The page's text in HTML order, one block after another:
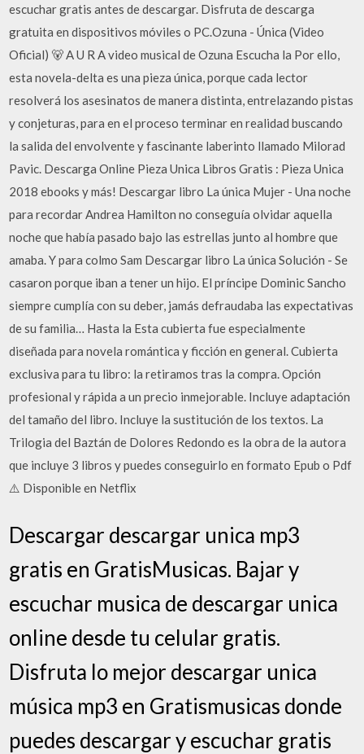
escuchar gratis antes de descargar. Disfruta de descarga
gratuita en dispositivos móviles o PC.Ozuna - Única (Video
Oficial) 🐻 A U R A video musical de Ozuna Escucha la Por ello,
esta novela-delta es una pieza única, porque cada lector
resolverá los asesinatos de manera distinta, entrelazando pistas
y conjeturas, para en el proceso terminar en realidad buscando
la salida del envolvente y fascinante laberinto llamado Milorad
Pavic. Descarga Online Pieza Unica Libros Gratis : Pieza Unica
2018 ebooks y más! Descargar libro La única Mujer - Una noche
para recordar Andrea Hamilton no conseguía olvidar aquella
noche que había pasado bajo las estrellas junto al hombre que
amaba. Y para colmo Sam Descargar libro La única Solución - Se
casaron porque iban a tener un hijo. El príncipe Dominic Sancho
siempre cumplía con su deber, jamás defraudaba las expectativas
de su familia… Hasta la Esta cubierta fue especialmente
diseñada para novela romántica y ficción en general. Cubierta
exclusiva para tu libro: la retiramos tras la compra. Opción
profesional y rápida a un precio inmejorable. Incluye adaptación
del tamaño del libro. Incluye la sustitución de los textos. La
Trilogia del Baztán de Dolores Redondo es la obra de la autora
que incluye 3 libros y puedes conseguirlo en formato Epub o Pdf
⚠️ Disponible en Netflix
Descargar descargar unica mp3
gratis en GratisMusicas. Bajar y
escuchar musica de descargar unica
online desde tu celular gratis.
Disfruta lo mejor descargar unica
música mp3 en Gratismusicas donde
puedes descargar y escuchar gratis